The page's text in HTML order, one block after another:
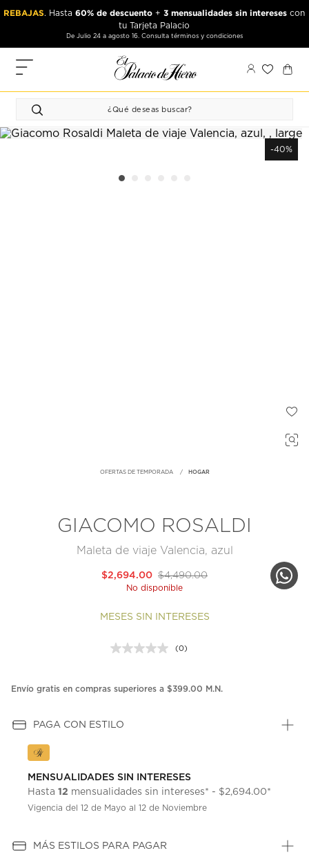
al
principal
al
de
pie
REBAJAS. Hasta60% de descuento +3 mensualidades sin intereses con
tu Tarjeta Palacio
De Julio 24 a agosto 16. Consulta términos y condiciones
MIS
FAVORITOS
PERFIL
OFERTAS DE TEMPORADA HOGAR
-40%
GIACOMO ROSALDI
Maleta de viaje Valencia, azul
$4,490.00
$2,694.00
No disponible
MESES SIN INTERESES
Sin
en
(0)
Envío gratis en compras superiores a $399.00 M.N.
PAGA CON ESTILO
MENSUALIDADES SIN INTERESES
Hasta 12 mensualidades sin intereses* - $2,694.00*
Vigencia del 12 de Mayo al 12 de Noviembre
MÁS ESTILOS PARA PAGAR